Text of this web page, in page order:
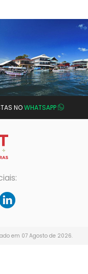
NOWHATSAPP
em 07 Agosto de 2026.